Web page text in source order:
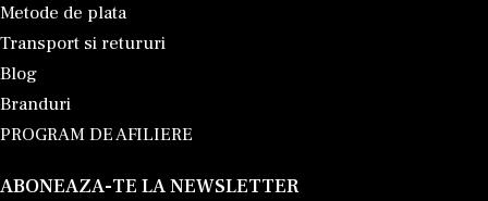
Metode de plata
Transport si retururi
Blog
Branduri
PROGRAM DE AFILIERE
ABONEAZA-TE LA NEWSLETTER